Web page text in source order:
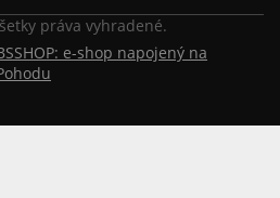
práva vyhradené.
e-shop napojený na